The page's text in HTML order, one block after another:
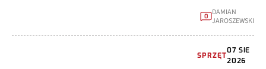
0
DAMIAN
JAROSZEWSKI
SPRZĘT
07 SIE
2026